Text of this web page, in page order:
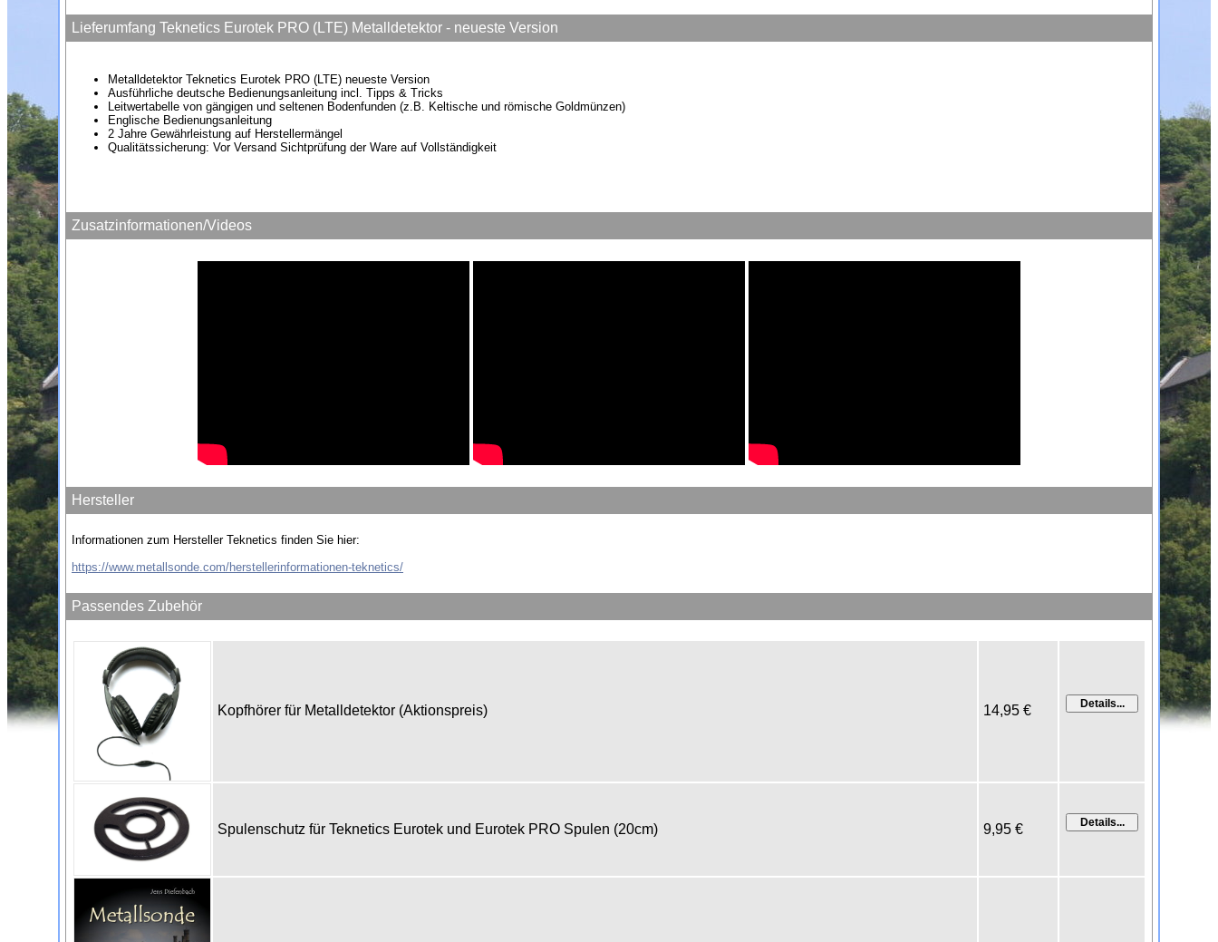
Lieferumfang Teknetics Eurotek PRO (LTE) Metalldetektor - neueste Version
Metalldetektor Teknetics Eurotek PRO (LTE) neueste Version
Ausführliche deutsche Bedienungsanleitung incl. Tipps & Tricks
Leitwertabelle von gängigen und seltenen Bodenfunden (z.B. Keltische und römische Goldmünzen)
Englische Bedienungsanleitung
2 Jahre Gewährleistung auf Herstellermängel
Qualitätssicherung: Vor Versand Sichtprüfung der Ware auf Vollständigkeit
Zusatzinformationen/Videos
Hersteller
Informationen zum Hersteller Teknetics finden Sie hier:
https://www.metallsonde.com/herstellerinformationen-teknetics/
Passendes Zubehör
Kopfhörer für Metalldetektor (Aktionspreis) 14,95 €
Spulenschutz für Teknetics Eurotek und Eurotek PRO Spulen (20cm) 9,95 €